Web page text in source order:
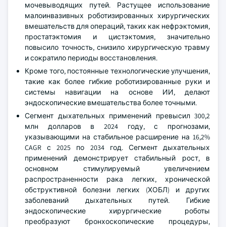
мочевыводящих путей. Растущее использование
малоинвазивных роботизированных хирургических
вмешательств для операций, таких как нефрэктомия,
простатэктомия и цистэктомия, значительно
повысило точность, снизило хирургическую травму
и сократило периоды восстановления.
Кроме того, постоянные технологические улучшения,
такие как более гибкие роботизированные руки и
системы навигации на основе ИИ, делают
эндоскопические вмешательства более точными.
Сегмент дыхательных применений превысил 300,2
млн долларов в 2024 году, с прогнозами,
указывающими на стабильное расширение на 16,2%
CAGR с 2025 по 2034 год. Сегмент дыхательных
применений демонстрирует стабильный рост, в
основном стимулируемый увеличением
распространенности рака легких, хронической
обструктивной болезни легких (ХОБЛ) и других
заболеваний дыхательных путей. Гибкие
эндоскопические хирургические роботы
преобразуют бронхоскопические процедуры,